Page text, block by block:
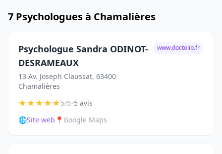
7 Psychologues à Chamalières
Psychologue Sandra ODINOT-
DESRAMEAUX
13 Av. Joseph Claussat, 63400
Chamalières
www.doctolib.fr
★★★★★5/5•5 avis
🌐Site web 📍 Google Maps